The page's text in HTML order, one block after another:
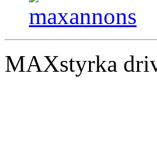
MAXstyrka